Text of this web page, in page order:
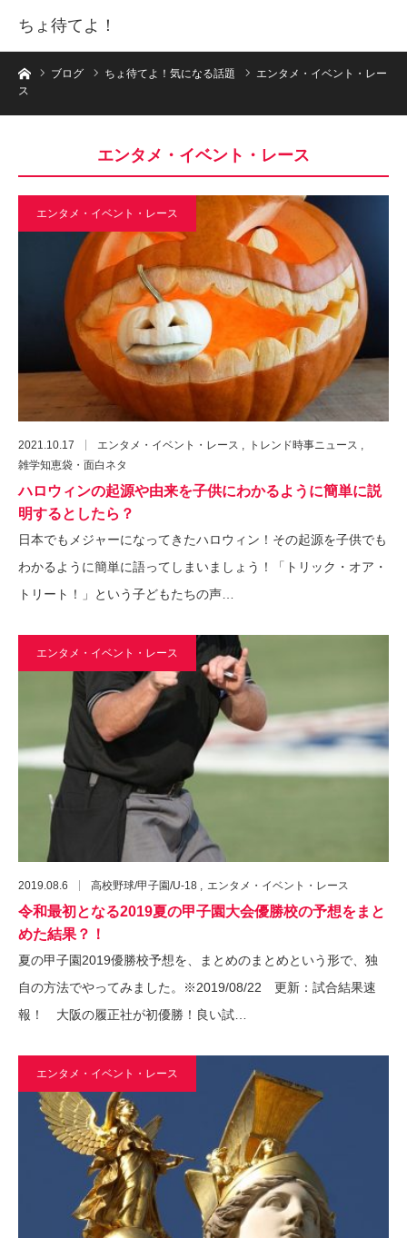
ちょ待てよ！
ホームブログ ちょ待てよ！気になる話題
エンタメ・イベント・レー
ス
エンタメ・イベント・レース
エンタメ・イベント・レース
2021.10.17 エンタメ・イベント・レース
トレンド時事ニュース
雑学知恵袋・面白ネタ
ハロウィンの起源や由来を子供にわかるように簡単に説
明するとしたら？
日本でもメジャーになってきたハロウィン！その起源を子供でも
わかるように簡単に語ってしまいましょう！「トリック・オア・
トリート！」という子どもたちの声…
エンタメ・イベント・レース
2019.08.6 高校野球/甲子園/U-18 エンタメ・イベント・レース
令和最初となる2019夏の甲子園大会優勝校の予想をまと
めた結果？！
夏の甲子園2019優勝校予想を、まとめのまとめという形で、独
自の方法でやってみました。※2019/08/22 更新：試合結果速
報！ 大阪の履正社が初優勝！良い試…
エンタメ・イベント・レース